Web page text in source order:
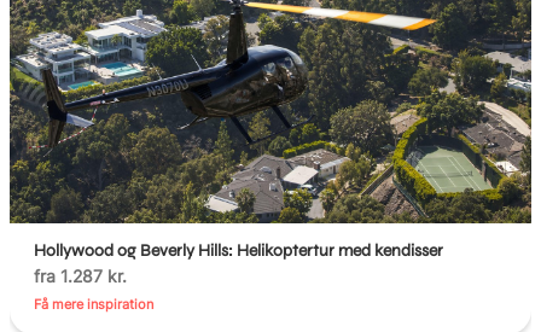
Hollywood og Beverly Hills: Helikoptertur med kendisser
fra 1.287 kr.
Få mere inspiration